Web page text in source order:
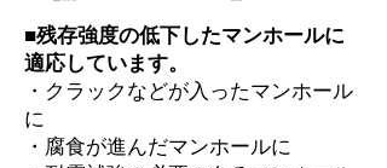
■残存強度の低下したマンホールに
適応しています。
・クラックなどが入ったマンホール
に
・腐食が進んだマンホールに